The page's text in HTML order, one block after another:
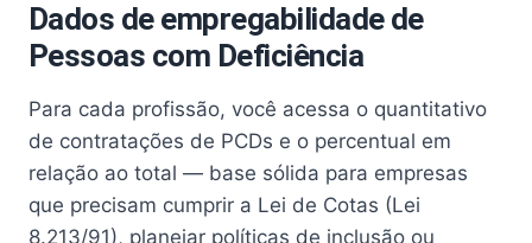
Dados de empregabilidade de
Pessoas com Deficiência
Para cada profissão, você acessa o quantitativo
de contratações de PCDs e o percentual em
relação ao total — base sólida para empresas
que precisam cumprir a Lei de Cotas (Lei
8.213/91), planejar políticas de inclusão ou